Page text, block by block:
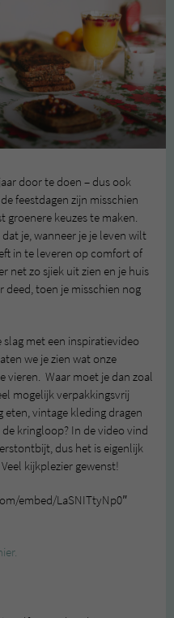
door te doen – dus ook
feestdagen zijn misschien
keuzes te maken.
je, wanneer je je leven wilt
in te leveren op comfort of
net zo sjiek uit zien en je huis
deed, toen je misschien nog
met een inspiratievideo
we je zien wat onze
vieren. Waar moet je dan zoal
mogelijk verpakkingsvrij
vintage kleding dragen
kringloop? In de video vind
dus het is eigenlijk
kijkplezier gewenst!
embed/LaSNITtyNp0″